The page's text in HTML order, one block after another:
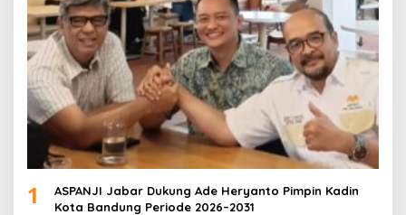
1
ASPANJI Jabar Dukung Ade Heryanto Pimpin Kadin
Kota Bandung Periode 2026–2031